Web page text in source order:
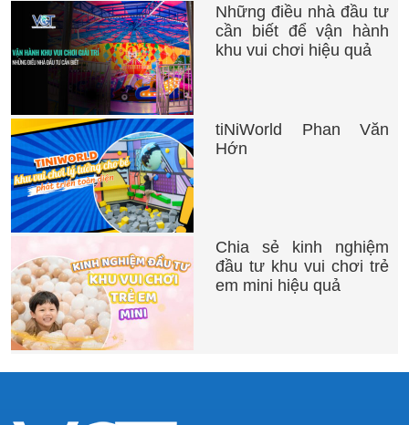
Những điều nhà đầu tư
cần biết để vận hành
khu vui chơi hiệu quả
tiNiWorld Phan Văn
Hớn
Chia sẻ kinh nghiệm
đầu tư khu vui chơi trẻ
em mini hiệu quả